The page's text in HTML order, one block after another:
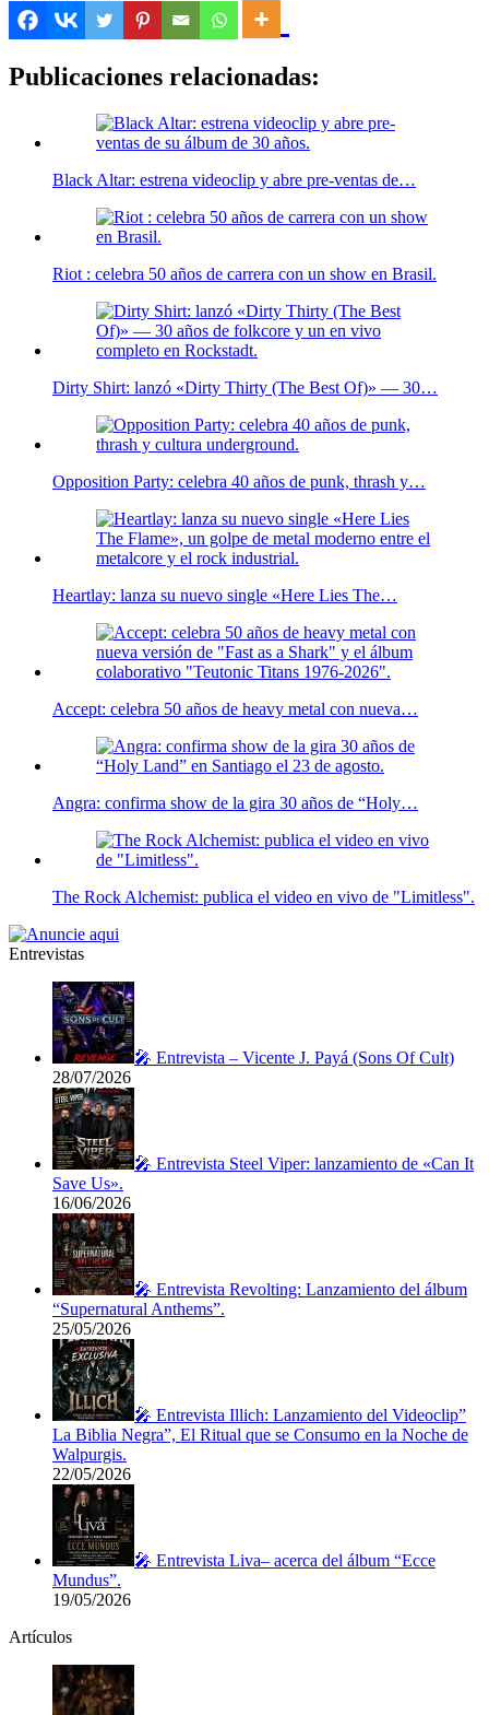
Publicaciones relacionadas:
Black Altar: estrena videoclip y abre pre-ventas de…
Riot : celebra 50 años de carrera con un show en Brasil.
Dirty Shirt: lanzó «Dirty Thirty (The Best Of)» — 30…
Opposition Party: celebra 40 años de punk, thrash y…
Heartlay: lanza su nuevo single «Here Lies The…
Accept: celebra 50 años de heavy metal con nueva…
Angra: confirma show de la gira 30 años de “Holy…
The Rock Alchemist: publica el video en vivo de "Limitless".
Entrevistas
🎤 Entrevista – Vicente J. Payá (Sons Of Cult)
28/07/2026
🎤 Entrevista Steel Viper: lanzamiento de «Can It
Save Us».
16/06/2026
🎤 Entrevista Revolting: Lanzamiento del álbum
“Supernatural Anthems”.
25/05/2026
🎤 Entrevista Illich: Lanzamiento del Videoclip”
La Biblia Negra”, El Ritual que se Consumo en la Noche de
Walpurgis.
22/05/2026
🎤 Entrevista Liva– acerca del álbum “Ecce
Mundus”.
19/05/2026
Artículos